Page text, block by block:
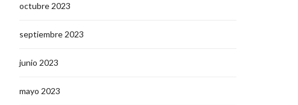
octubre 2023
septiembre 2023
junio 2023
mayo 2023